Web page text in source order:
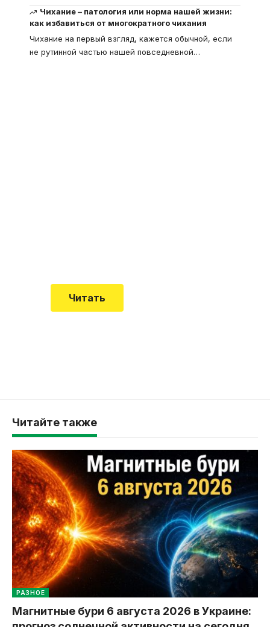
Чихание – патология или норма нашей жизни:
как избавиться от многократного чихания
Чихание на первый взгляд, кажется обычной, если
не рутинной частью нашей повседневной…
Читать
Читайте также
РАЗНОЕ
Магнитные бури 6 августа 2026 в Украине: